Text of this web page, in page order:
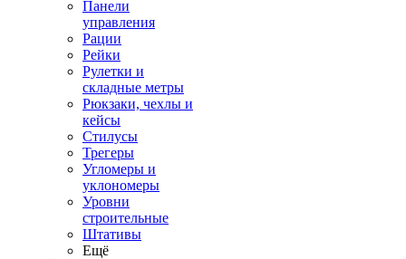
Панели
управления
Рации
Рейки
Рулетки и
складные метры
Рюкзаки, чехлы и
кейсы
Стилусы
Трегеры
Угломеры и
уклономеры
Уровни
строительные
Штативы
Ещё